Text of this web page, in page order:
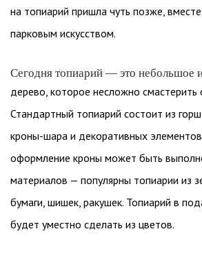
на топиарий пришла чуть позже,
парковым искусством.
Сегодня топиарий — это небольшое
дерево, которое несложно смастерить
Стандартный топиарий состоит из
кроны-шара и декоративных
оформление кроны может быть
материалов — популярны топиарии из
бумаги, шишек, ракушек. Топиарий в
будет уместно сделать из цветов.